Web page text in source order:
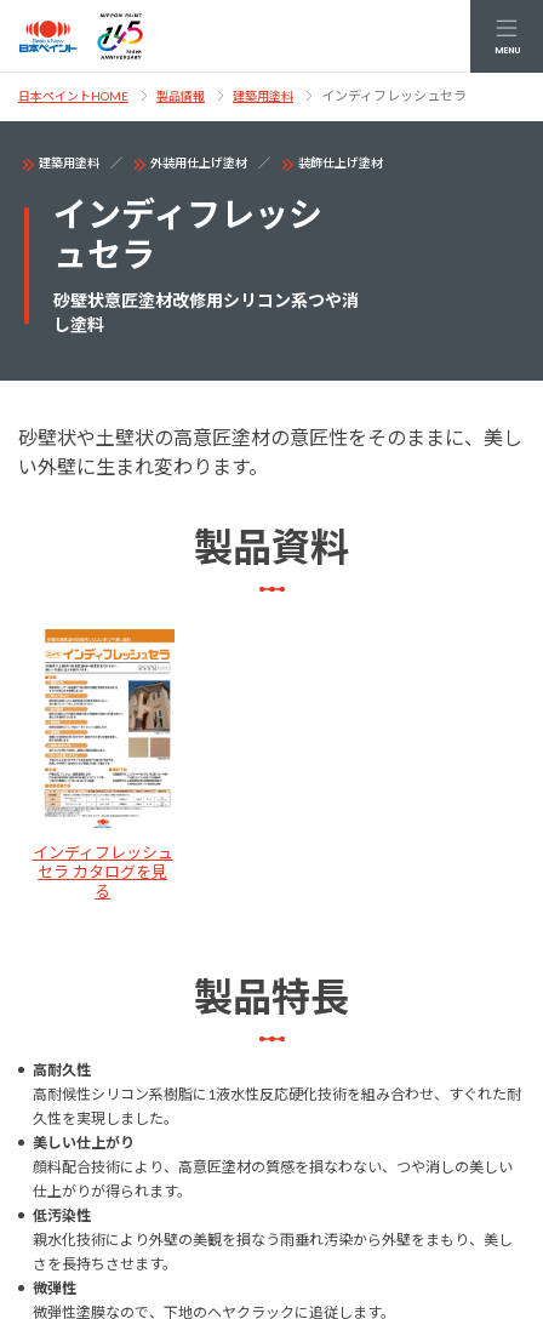
MENU
日本ペイントHOME 製品情報 建築用塗料 インディフレッシュセラ
建築用塗料 外装用仕上げ塗材 装飾仕上げ塗材
インディフレッシ
ュセラ
砂壁状意匠塗材改修用シリコン系つや消
し塗料
砂壁状や土壁状の高意匠塗材の意匠性をそのままに、美し
い外壁に生まれ変わります。
製品資料
インディフレッシュ
セラ カタログを見
る
製品特長
高耐久性
高耐候性シリコン系樹脂に1液水性反応硬化技術を組み合わせ、すぐれた耐
久性を実現しました。
美しい仕上がり
顔料配合技術により、高意匠塗材の質感を損なわない、つや消しの美しい
仕上がりが得られます。
低汚染性
親水化技術により外壁の美観を損なう雨垂れ汚染から外壁をまもり、美し
さを長持ちさせます。
微弾性
微弾性塗膜なので、下地のヘヤクラックに追従します。